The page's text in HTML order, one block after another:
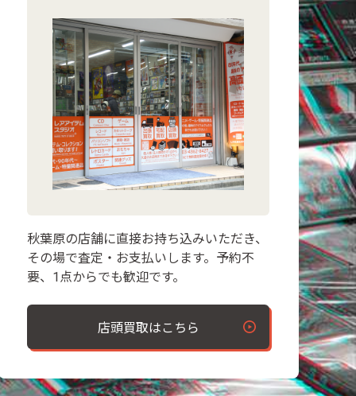
秋葉原の店舗に直接お持ち込みいただき、
その場で査定・お支払いします。予約不
要、1点からでも歓迎です。
店頭買取はこちら